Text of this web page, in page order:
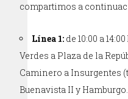
compartimos a
Línea 1: de 10:00 a
Verdes a Plaza de la
Caminero a Insurgentes
Buenavista II y Hamburgo.